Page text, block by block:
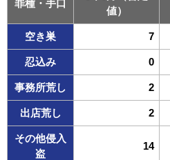
罪種・手口
値）
空き巣 7
忍込み 0
事務所荒し 2
出店荒し 2
その他侵入
盗
14